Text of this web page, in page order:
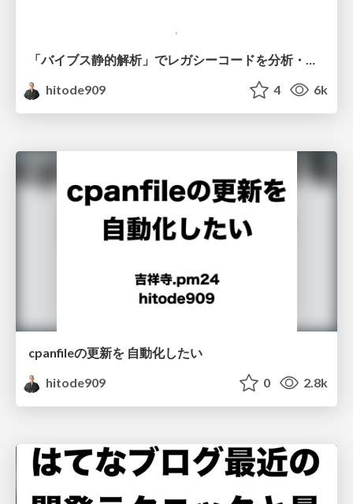
hitode909
4 6k
cpanfileの更新を 自動化したい
hitode909
0 2.8k